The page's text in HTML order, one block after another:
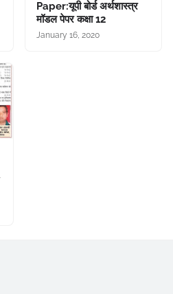
Paper:यूपी बोर्ड अर्थशास्त्र
मॉडल पेपर कक्षा 12
January 16, 2020